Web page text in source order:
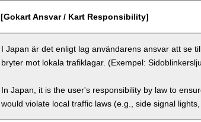
[Gokart Ansvar / Kart Responsibility]
I Japan är det enligt lag användarens ansvar att se
bryter mot lokala trafiklagar. (Exempel:
In Japan, it is the user's responsibility by law to
would violate local traffic laws (e.g., side signal